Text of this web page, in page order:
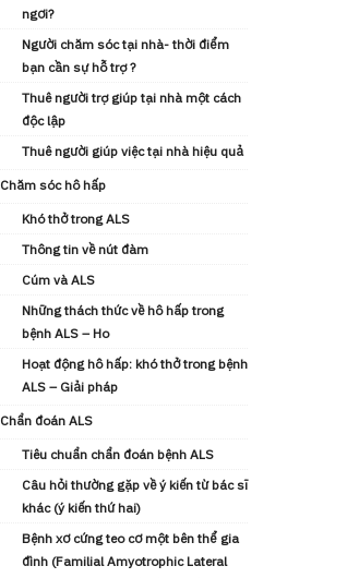
ngơi?
Người chăm sóc tại nhà- thời điểm
bạn cần sự hỗ trợ ?
Thuê người trợ giúp tại nhà một cách
độc lập
Thuê người giúp việc tại nhà hiệu quả
Chăm sóc hô hấp
Khó thở trong ALS
Thông tin về nút đàm
Cúm và ALS
Những thách thức về hô hấp trong
bệnh ALS – Ho
Hoạt động hô hấp: khó thở trong bệnh
ALS – Giải pháp
Chẩn đoán ALS
Tiêu chuẩn chẩn đoán bệnh ALS
Câu hỏi thường gặp về ý kiến từ bác sĩ
khác (ý kiến ​thứ hai)
Bệnh xơ cứng teo cơ một bên thể gia
đình (Familial Amyotrophic Lateral